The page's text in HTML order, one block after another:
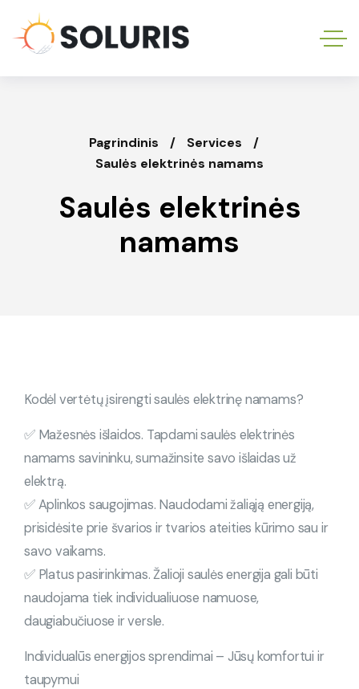
Pagrindinis
Services
Saulės elektrinės namams
Saulės elektrinės
namams
Kodėl vertėtų įsirengti saulės elektrinę namams?
✅ Mažesnės išlaidos. Tapdami saulės elektrinės
namams savininku, sumažinsite savo išlaidas už
elektrą.
✅ Aplinkos saugojimas. Naudodami žaliąją energiją,
prisidėsite prie švarios ir tvarios ateities kūrimo sau ir
savo vaikams.
✅ Platus pasirinkimas. Žalioji saulės energija gali būti
naudojama tiek individualiuose namuose,
daugiabučiuose ir versle.
Individualūs energijos sprendimai – Jūsų komfortui ir
taupymui